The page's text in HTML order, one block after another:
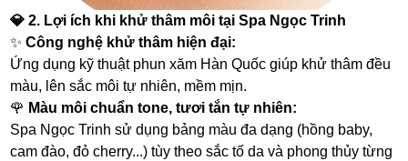
💎2. Lợi ích khi khử thâm môi tại Spa Ngọc Trinh
✨Công nghệ khử thâm hiện đại:
Ứng dụng kỹ thuật phun xăm Hàn Quốc giúp khử thâm đều
màu, lên sắc môi tự nhiên, mềm mịn.
🌹 Màu môi chuẩn tone, tươi tắn tự nhiên:
Spa Ngọc Trinh sử dụng bảng màu đa dạng (hồng baby,
cam đào, đỏ cherry...) tùy theo sắc tố da và phong thủy từng